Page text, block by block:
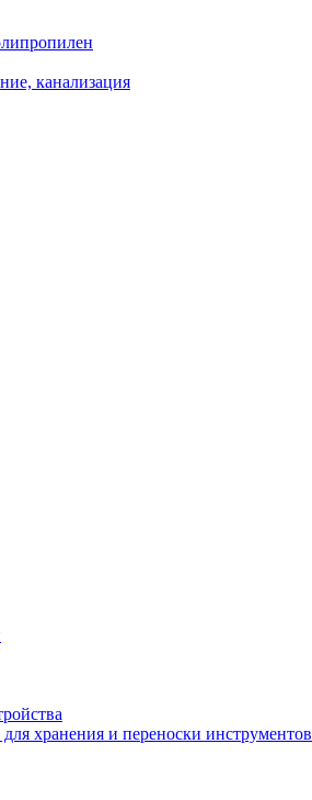
канализация
хранения и переноски инструментов